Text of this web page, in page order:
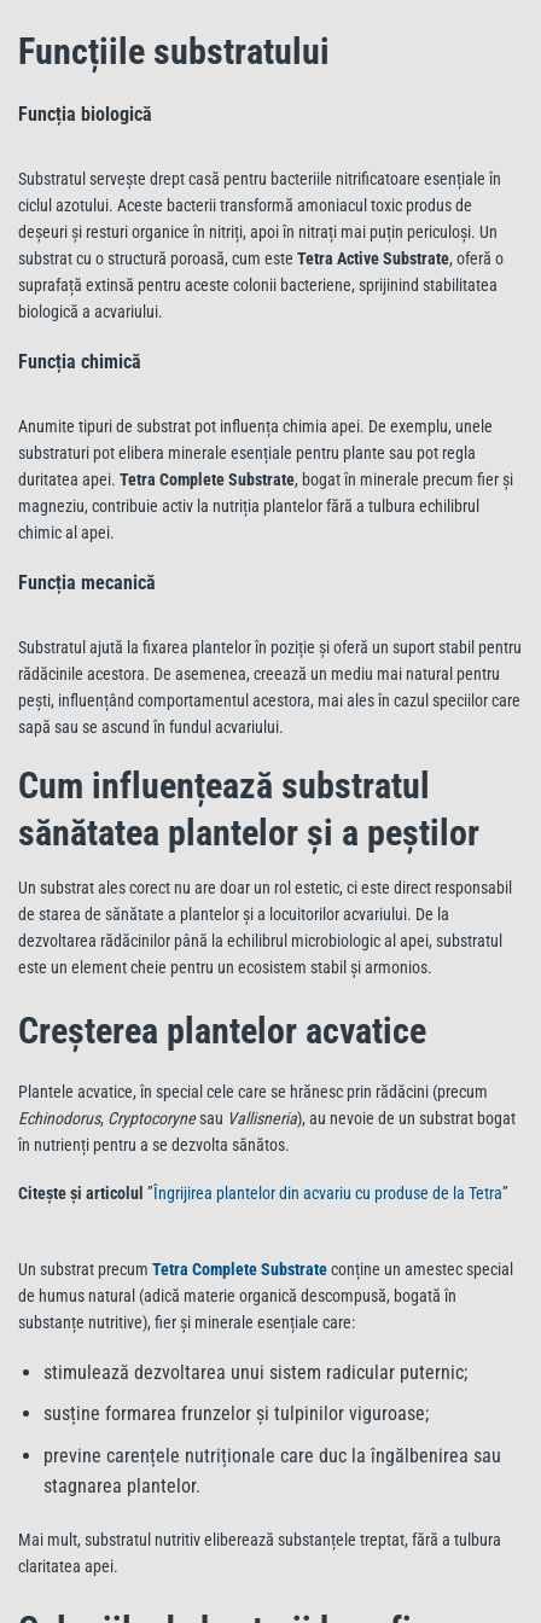
Funcțiile substratului
Funcția biologică
Substratul servește drept casă pentru bacteriile nitrificatoare esențiale în
ciclul azotului. Aceste bacterii transformă amoniacul toxic produs de
deșeuri și resturi organice în nitriți, apoi în nitrați mai puțin periculoși. Un
substrat cu o structură poroasă, cum este Tetra Active Substrate, oferă o
suprafață extinsă pentru aceste colonii bacteriene, sprijinind stabilitatea
biologică a acvariului.
Funcția chimică
Anumite tipuri de substrat pot influența chimia apei. De exemplu, unele
substraturi pot elibera minerale esențiale pentru plante sau pot regla
duritatea apei. Tetra Complete Substrate, bogat în minerale precum fier și
magneziu, contribuie activ la nutriția plantelor fără a tulbura echilibrul
chimic al apei.
Funcția mecanică
Substratul ajută la fixarea plantelor în poziție și oferă un suport stabil pentru
rădăcinile acestora. De asemenea, creează un mediu mai natural pentru
pești, influențând comportamentul acestora, mai ales în cazul speciilor care
sapă sau se ascund în fundul acvariului.
Cum influențează substratul
sănătatea plantelor și a peștilor
Un substrat ales corect nu are doar un rol estetic, ci este direct responsabil
de starea de sănătate a plantelor și a locuitorilor acvariului. De la
dezvoltarea rădăcinilor până la echilibrul microbiologic al apei, substratul
este un element cheie pentru un ecosistem stabil și armonios.
Creșterea plantelor acvatice
Plantele acvatice, în special cele care se hrănesc prin rădăcini (precum
Echinodorus, Cryptocorynesau Vallisneria), au nevoie de un substrat bogat
în nutrienți pentru a se dezvolta sănătos.
Citește și articolul ”Îngrijirea plantelor din acvariu cu produse de la Tetra”
Un substrat precum Tetra Complete Substrateconține un amestec special
de humus natural (adică materie organică descompusă, bogată în
substanțe nutritive), fier și minerale esențiale care:
stimulează dezvoltarea unui sistem radicular puternic;
susține formarea frunzelor și tulpinilor viguroase;
previne carențele nutriționale care duc la îngălbenirea sau
stagnarea plantelor.
Mai mult, substratul nutritiv eliberează substanțele treptat, fără a tulbura
claritatea apei.